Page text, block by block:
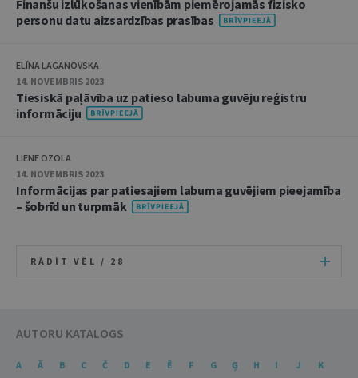
Finanšu izlūkošanas vienībām piemērojamās fizisko
personu datu aizsardzības prasības
ELĪNA LAGANOVSKA
14. NOVEMBRIS 2023
Tiesiskā paļāvība uz patieso labuma guvēju reģistru
informāciju
LIENE OZOLA
14. NOVEMBRIS 2023
Informācijas par patiesajiem labuma guvējiem pieejamība
– šobrīd un turpmāk
RĀDĪT VĒL / 28
AUTORU KATALOGS
A Ā B C Č D E Ē F G Ģ H I J
K